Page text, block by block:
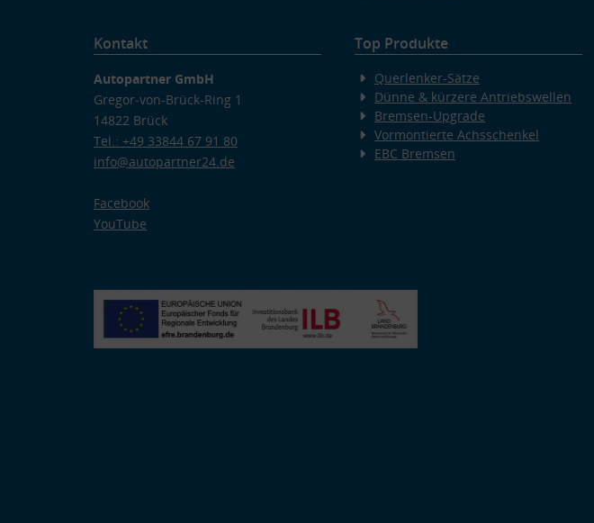
Kontakt
Autopartner GmbH
Gregor-von-Brück-Ring 1
14822 Brück
Tel.: +49 33844 67 91 80
info@autopartner24.de
Facebook
YouTube
Top Produkte
Querlenker-Sätze
Dünne & kürzere Antriebswellen
Bremsen-Upgrade
Vormontierte Achsschenkel
EBC Bremsen